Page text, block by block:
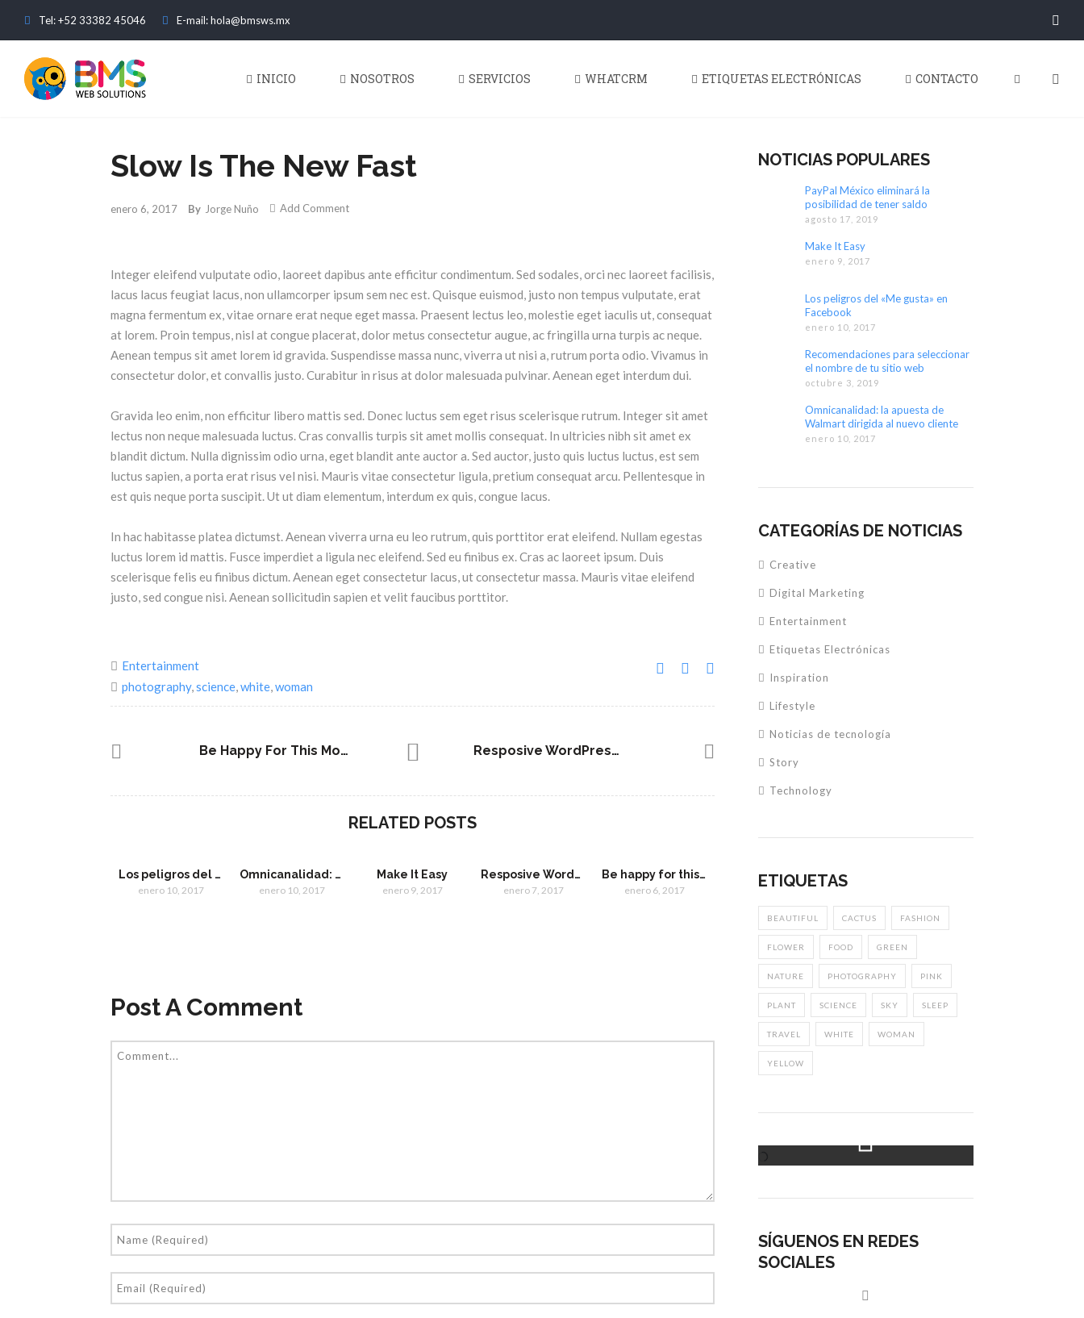
Tel: +52 33382 45046 E-mail: hola@bmsws.mx
INICIO NOSOTROS SERVICIOS WHATCRM ETIQUETAS ELECTRÓNICAS CONTACTO
Slow Is The New Fast
enero 6, 2017 By Jorge Nuño Add Comment
Integer eleifend vulputate odio, laoreet dapibus ante efficitur condimentum. Sed sodales, orci nec laoreet facilisis,
lacus lacus feugiat lacus, non ullamcorper ipsum sem nec est. Quisque euismod, justo non tempus vulputate, erat
magna fermentum ex, vitae ornare erat neque eget massa. Praesent lectus leo, molestie eget iaculis ut, consequat
at lorem. Proin tempus, nisl at congue placerat, dolor metus consectetur augue, ac fringilla urna turpis ac neque.
Aenean tempus sit amet lorem id gravida. Suspendisse massa nunc, viverra ut nisi a, rutrum porta odio. Vivamus in
consectetur dolor, et convallis justo. Curabitur in risus at dolor malesuada pulvinar. Aenean eget interdum dui.
Gravida leo enim, non efficitur libero mattis sed. Donec luctus sem eget risus scelerisque rutrum. Integer sit amet
lectus non neque malesuada luctus. Cras convallis turpis sit amet mollis consequat. In ultricies nibh sit amet ex
blandit dictum. Nulla dignissim odio urna, eget blandit ante auctor a. Sed auctor, justo quis luctus luctus, est sem
luctus sapien, a porta erat risus vel nisi. Mauris vitae consectetur ligula, pretium consequat arcu. Pellentesque in
est quis neque porta suscipit. Ut ut diam elementum, interdum ex quis, congue lacus.
In hac habitasse platea dictumst. Aenean viverra urna eu leo rutrum, quis porttitor erat eleifend. Nullam egestas
luctus lorem id mattis. Fusce imperdiet a ligula nec eleifend. Sed eu finibus ex. Cras ac laoreet ipsum. Duis
scelerisque felis eu finibus dictum. Aenean eget consectetur lacus, ut consectetur massa. Mauris vitae eleifend
justo, sed congue nisi. Aenean sollicitudin sapien et velit faucibus porttitor.
Entertainment
photography,science,white,woman
Be Happy For This Moment Resposive WordPress Theme
RELATED POSTS
Los peligros del «Me gusta» en Facebook
enero 10, 2017
Omnicanalidad: la apuesta de Walmart dirigida al nuevo cliente digital
enero 10, 2017
Make It Easy
enero 9, 2017
Resposive WordPress Theme
enero 7, 2017
Be happy for this moment
enero 6, 2017
Post A Comment
NOTICIAS POPULARES
PayPal México eliminará la
posibilidad de tener saldo
agosto 17, 2019
Make It Easy
enero 9, 2017
Los peligros del «Me gusta» en
Facebook
enero 10, 2017
Recomendaciones para seleccionar
el nombre de tu sitio web
octubre 3, 2019
Omnicanalidad: la apuesta de
Walmart dirigida al nuevo cliente
digital
enero 10, 2017
CATEGORÍAS DE NOTICIAS
Creative
Digital Marketing
Entertainment
Etiquetas Electrónicas
Inspiration
Lifestyle
Noticias de tecnología
Story
Technology
ETIQUETAS
BEAUTIFUL CACTUS FASHION
FLOWER FOOD GREEN
NATURE PHOTOGRAPHY PINK
PLANT SCIENCE SKY SLEEP
TRAVEL WHITE WOMAN
YELLOW
SÍGUENOS EN REDES
SOCIALES